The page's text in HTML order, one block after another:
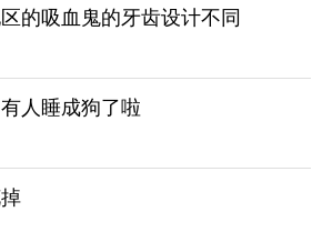
的吸血鬼的牙齿设计不同
人睡成狗了啦